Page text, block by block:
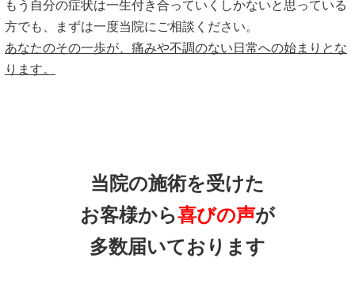
もう自分の症状は一生付き合っていくしかないと思っている
方でも、まずは一度当院にご相談ください。
あなたのその一歩が、痛みや不調のない日常への始まりとな
ります。
当院の施術を受けた
お客様から喜びの声が
多数届いております